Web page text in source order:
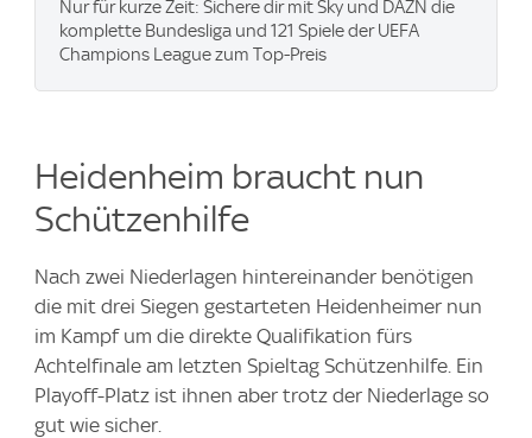
Nur für kurze Zeit: Sichere dir mit Sky und DAZN die
komplette Bundesliga und 121 Spiele der UEFA
Champions League zum Top-Preis
Heidenheim braucht nun
Schützenhilfe
Nach zwei Niederlagen hintereinander benötigen
die mit drei Siegen gestarteten Heidenheimer nun
im Kampf um die direkte Qualifikation fürs
Achtelfinale am letzten Spieltag Schützenhilfe. Ein
Playoff-Platz ist ihnen aber trotz der Niederlage so
gut wie sicher.